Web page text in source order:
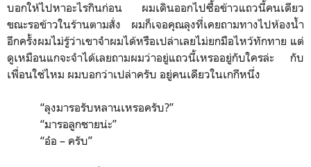
บอกให้ไปหาอะไรกินก่อน ผมเดินออกไปซื้อข้าวแถวนี้คนเดียว
ขณะรอข้าวในร้านตามสั่ง ผมก็เจอคุณลุงที่เคยถามทางไปห้องน้ำ
อีกครั้งผมไม่รู้ว่าเขาจำผมได้หรือเปล่าเลยไม่ยกมือไหว้ทักทาย แต่
ดูเหมือนแกจะจำได้เลยถามผมว่าอยู่แถวนี้เหรออยู่กับใครล่ะ กับ
เพื่อนใช่ไหม ผมบอกว่าเปล่าครับ อยู่คนเดียวในเกกีหนึ่ง
“ลุงมารอรับหลานเหรอครับ?”
“มารอลูกชายน่ะ”
“อ๋อ – ครับ”